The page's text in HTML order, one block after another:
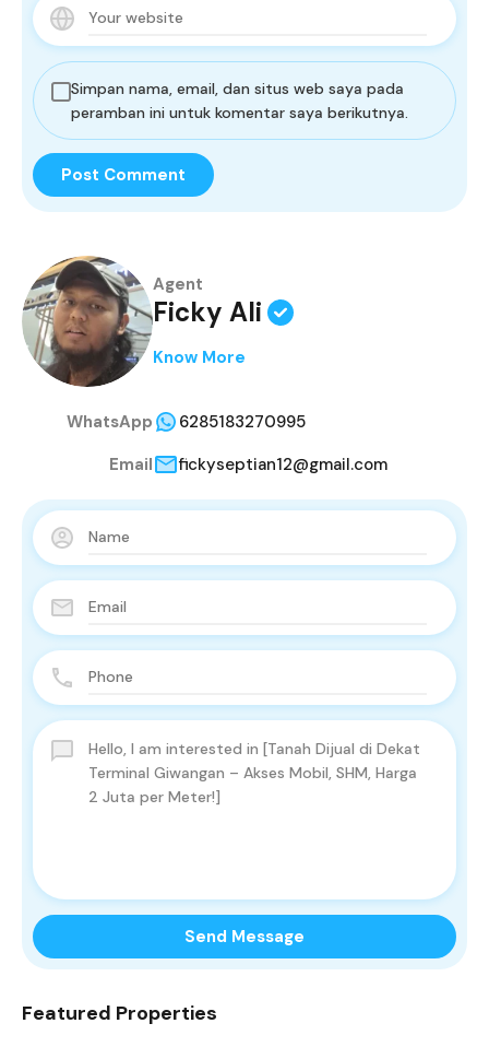
Simpan nama, email, dan situs web saya pada
peramban ini untuk komentar saya berikutnya.
Agent
Ficky Ali
Know More
WhatsApp
6285183270995
Email
fickyseptian12@gmail.com
Send Message
Featured Properties